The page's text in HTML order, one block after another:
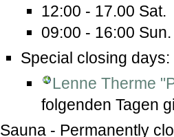
12:00 - 17.00 Sat.
09:00 - 16:00 Sun.
Special closing days:
Lenne Therme
folgenden Tagen
Sauna - Permanently